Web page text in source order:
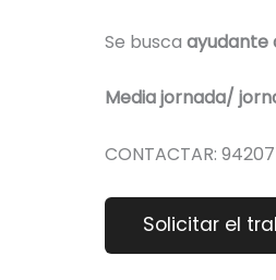
Se busca ayudante
Media jornada/
CONTACTAR: